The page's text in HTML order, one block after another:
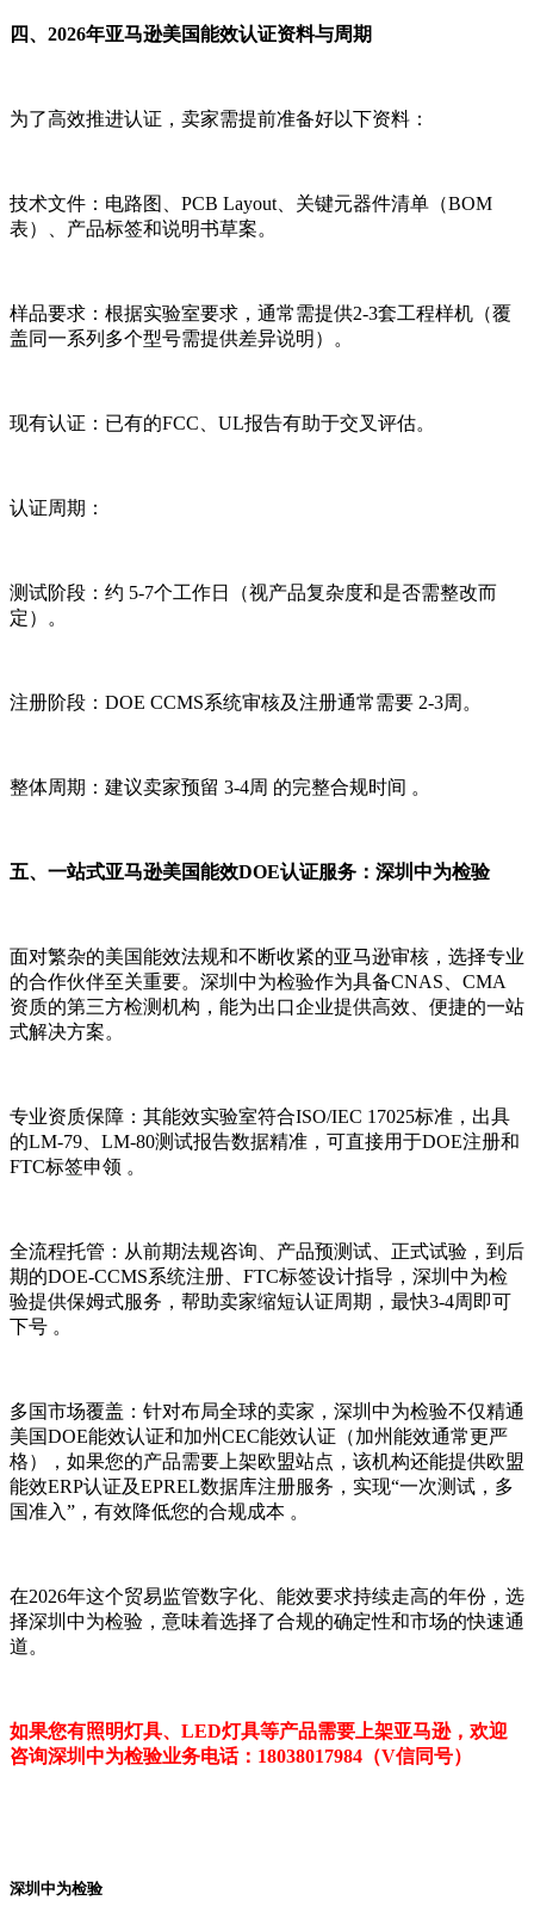
四、2026年亚马逊美国能效认证资料与周期
为了高效推进认证，卖家需提前准备好以下资料：
技术文件：电路图、PCB Layout、关键元器件清单（BOM
表）、产品标签和说明书草案。
样品要求：根据实验室要求，通常需提供2-3套工程样机（覆
盖同一系列多个型号需提供差异说明）。
现有认证：已有的FCC、UL报告有助于交叉评估。
认证周期：
测试阶段：约 5-7个工作日（视产品复杂度和是否需整改而
定）。
注册阶段：DOE CCMS系统审核及注册通常需要 2-3周。
整体周期：建议卖家预留 3-4周 的完整合规时间 。
五、一站式亚马逊美国能效DOE认证服务：深圳中为检验
面对繁杂的美国能效法规和不断收紧的亚马逊审核，选择专业
的合作伙伴至关重要。深圳中为检验作为具备CNAS、CMA
资质的第三方检测机构，能为出口企业提供高效、便捷的一站
式解决方案。
专业资质保障：其能效实验室符合ISO/IEC 17025标准，出具
的LM-79、LM-80测试报告数据精准，可直接用于DOE注册和
FTC标签申领 。
全流程托管：从前期法规咨询、产品预测试、正式试验，到后
期的DOE-CCMS系统注册、FTC标签设计指导，深圳中为检
验提供保姆式服务，帮助卖家缩短认证周期，最快3-4周即可
下号 。
多国市场覆盖：针对布局全球的卖家，深圳中为检验不仅精通
美国DOE能效认证和加州CEC能效认证（加州能效通常更严
格），如果您的产品需要上架欧盟站点，该机构还能提供欧盟
能效ERP认证及EPREL数据库注册服务，实现“一次测试，多
国准入”，有效降低您的合规成本 。
在2026年这个贸易监管数字化、能效要求持续走高的年份，选
择深圳中为检验，意味着选择了合规的确定性和市场的快速通
道。
如果您有照明灯具、LED灯具等产品需要上架亚马逊，欢迎
咨询深圳中为检验业务电话：18038017984（V信同号）
深圳中为检验